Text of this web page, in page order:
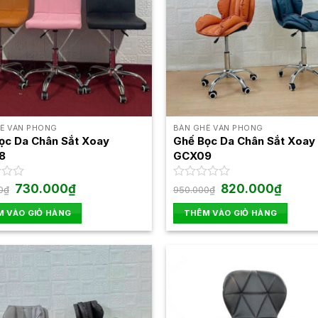
VĂN PHÒNG
Da Chân Sắt Xoay
₫ Giá
gốc
là:
850.000₫.
730.000₫Giá
hiện
tại
là:
730.000₫.
VÀO GIỎ HÀNG
BÀN GHẾ VĂN PHÒNG
Ghế Bọc Da Chân Sắt Xoay
GCX09
Được
hạng
0
5
950.000₫ Giá
gốc
là:
950.000₫.
820.000₫Giá
hiện
tại
là:
THÊM VÀO GIỎ HÀNG